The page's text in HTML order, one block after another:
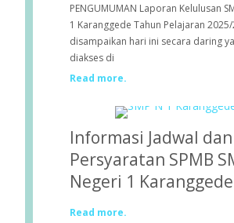
PENGUMUMAN Laporan Kelulusan
1 Karanggede Tahun Pelajaran
disampaikan hari ini secara daring
diakses di
Read more.
Informasi Jadwal dan
Persyaratan SPMB
Negeri 1 Karanggede
Read more.